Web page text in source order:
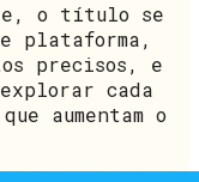
o título se
plataforma,
precisos, e
cada
aumentam o